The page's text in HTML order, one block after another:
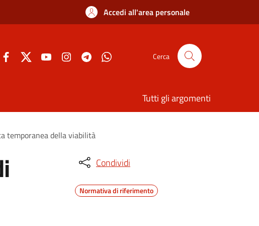
Accedi all'area personale
Cerca
Tutti gli argomenti
temporanea della viabilità
Condividi
Normativa di riferimento